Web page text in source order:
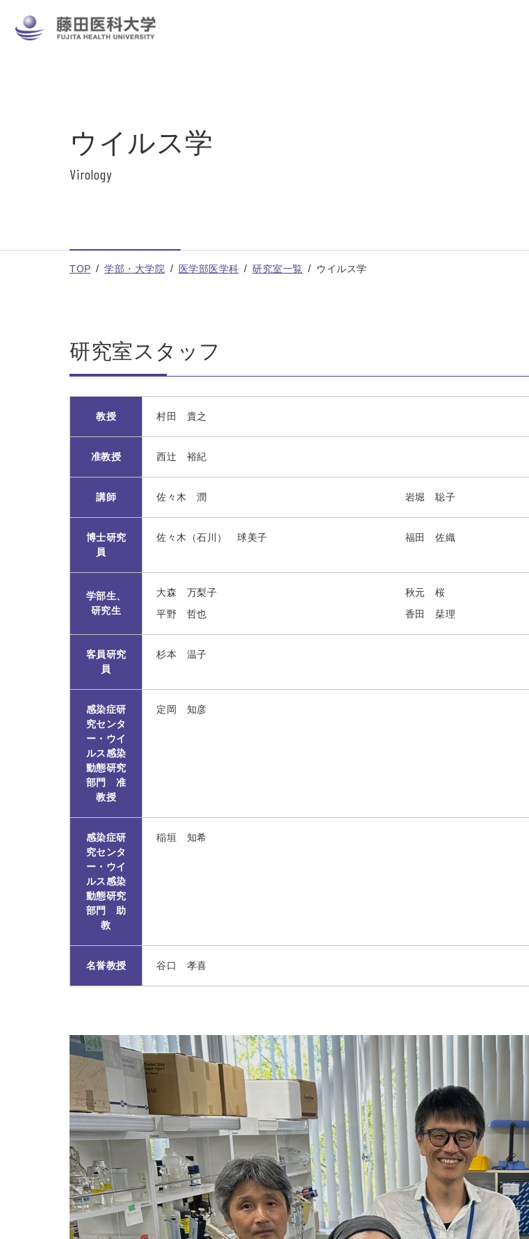
ウイルス学
Virology
TOP 学部・大学院 医学部医学科 研究室一覧 ウイルス学
研究室スタッフ
教授 村田 貴之
准教授 西辻 裕紀
講師 佐々木 潤 岩堀 聡子
博士研究
員
佐々木（石川） 球美子 福田 佐織
学部生、
研究生
大森 万梨子 秋元 桜
平野 哲也
香田 栞理
客員研究
員
杉本 温子
感染症研
究センタ
ー・ウイ
ルス感染
動態研究
部門 准
教授
定岡 知彦
感染症研
究センタ
ー・ウイ
ルス感染
動態研究
部門 助
教
稲垣 知希
名誉教授 谷口 孝喜